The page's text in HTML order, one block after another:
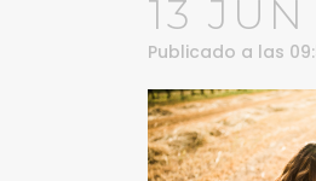
13 JUN
Publicado a las